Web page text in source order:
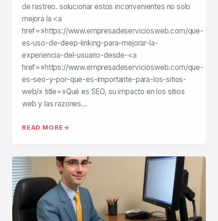
de rastreo. solucionar estos inconvenientes no solo
mejora la <a
href=»https://www.empresadeserviciosweb.com/que-
es-uso-de-deep-linking-para-mejorar-la-
experiencia-del-usuario-desde-<a
href=»https://www.empresadeserviciosweb.com/que-
es-seo-y-por-que-es-importante-para-los-sitios-
web/» title=»Qué es SEO, su impacto en los sitios
web y las razones…
READ MORE